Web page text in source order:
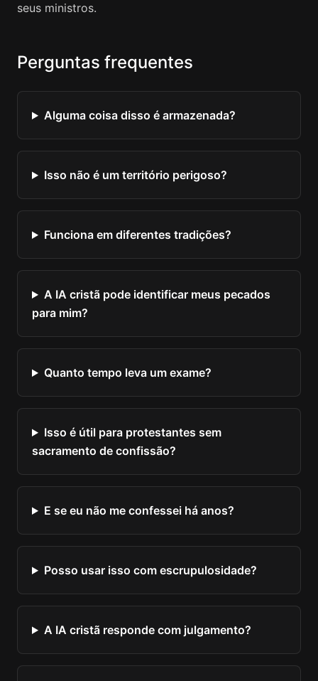
seus ministros.
Perguntas frequentes
Alguma coisa disso é armazenada?
Isso não é um território perigoso?
Funciona em diferentes tradições?
A IA cristã pode identificar meus pecados
para mim?
Quanto tempo leva um exame?
Isso é útil para protestantes sem
sacramento de confissão?
E se eu não me confessei há anos?
Posso usar isso com escrupulosidade?
A IA cristã responde com julgamento?